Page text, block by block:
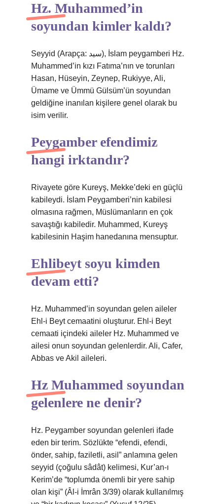
Hz. Muhammed’in
soyundan kimler kaldı?
Seyyid (Arapça: سيد), İslam peygamberi Hz.
Muhammed’in kızı Fatıma’nın ve torunları
Hasan, Hüseyin, Zeynep, Rukiyye, Ali,
Ümame ve Ümmü Gülsüm’ün soyundan
geldiğine inanılan kişilere genel olarak bu
isim verilir.
Peygamber efendimiz
hangi irktandır?
Rivayete göre Kureyş, Mekke’deki en güçlü
kabileydi. İslam Peygamberi’nin kabilesi
olmasına rağmen, Müslümanların en çok
savaştığı kabiledir. Muhammed, Kureyş
kabilesinin Haşim hanedanına mensuptur.
Ehlibeyt soyu kimden
devam etti?
Hz. Muhammed’in soyundan gelen aileler
Ehl-i Beyt cemaatini oluşturur. Ehl-i Beyt
cemaati içindeki aileler Hz. Muhammed ve
ailesi onun soyundan gelenlerdir. Ali, Cafer,
Abbas ve Akil aileleri.
Hz Muhammed soyundan
gelenlere ne denir?
Hz. Peygamber soyundan gelenleri ifade
eden bir terim. Sözlükte “efendi, efendi,
önder, sahip, faziletli, asil” anlamına gelen
seyyid (çoğulu sâdât) kelimesi, Kur’an-ı
Kerim’de “toplumda önemli bir yere sahip
olan kişi” (Âl-i İmrân 3/39) olarak kullanılmış